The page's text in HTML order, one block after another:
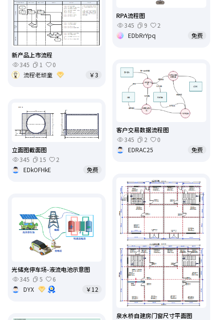
RPA流程图
345
9
2
EDbRrYpq
免费
新产品上市流程
345
1
0
流程老顽童
￥3
客户交易数据流程图
345
2
0
EDRAC25
免费
立面图截面图
345
15
2
EDkOFHkE
免费
泉水桥自建房门窗尺寸平面图
光储充停车场-液流电池示意图
345
5
6
DYX
￥12